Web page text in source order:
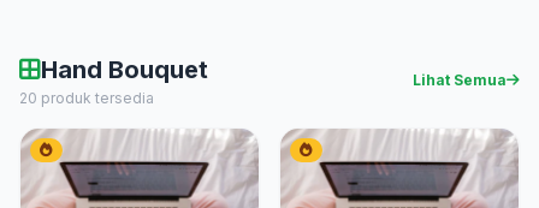
Hand Bouquet
20 produk tersedia
Lihat Semua